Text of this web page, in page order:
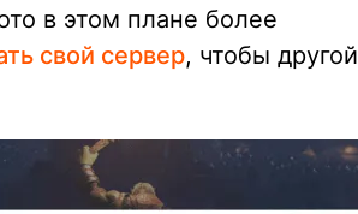
в этом плане более
свой сервер, чтобы другой